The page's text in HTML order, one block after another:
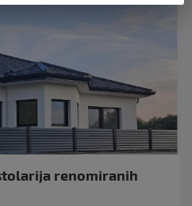
renomiranih